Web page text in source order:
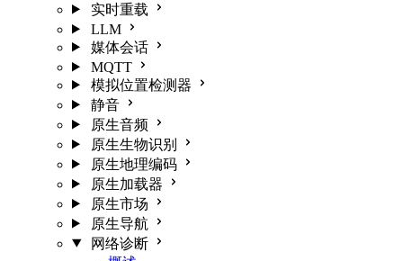
实时重载
LLM
媒体会话
MQTT
模拟位置检测器
静音
原生音频
原生生物识别
原生地理编码
原生加载器
原生市场
原生导航
网络诊断